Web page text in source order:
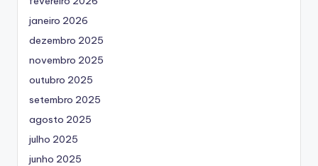
janeiro 2026
dezembro 2025
novembro 2025
outubro 2025
setembro 2025
agosto 2025
julho 2025
junho 2025